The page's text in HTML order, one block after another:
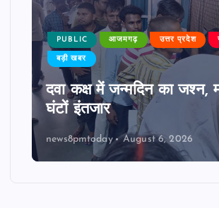
PUBLIC आजमगढ़ उत्तर प्रदेश
बड़ी खबर
दवा कक्ष में जन्मदिन का जश्न,
घंटों इंतजार
news8pmtoday August 6, 2026